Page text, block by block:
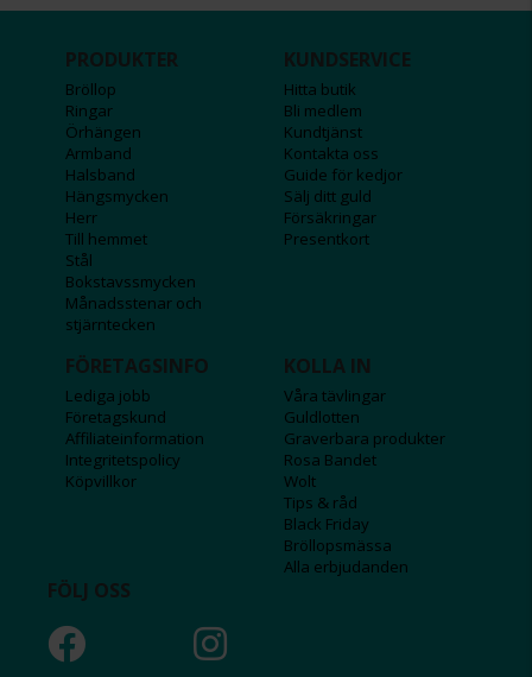
PRODUKTER
Bröllop
Ringar
Örhängen
Armband
Halsband
Hängsmycken
Herr
Till hemmet
Stål
Bokstavssmycken
Månadsstenar och
stjärntecken
KUNDSERVICE
Hitta butik
Bli medlem
Kundtjänst
Kontakta oss
Guide för kedjor
Sälj ditt guld
Försäkringar
Presentkort
FÖRETAGSINFO
Lediga jobb
Företagskund
Affiliateinformation
Integritetspolicy
Köpvillkor
KOLLA IN
Våra tävlingar
Guldlotten
Graverbara produkter
Rosa Bandet
Wolt
Tips & råd
Black Friday
Bröllopsmässa
Alla erbjudanden
FÖLJ OSS